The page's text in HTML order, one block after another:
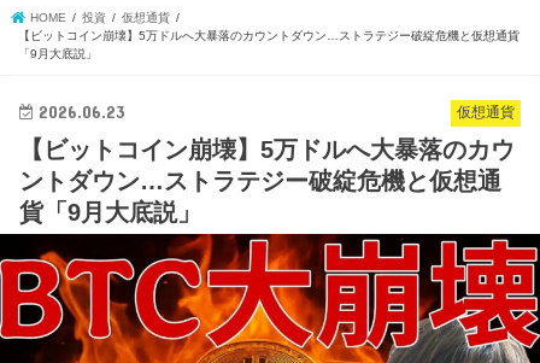
HOME 投資
仮想通貨
​【ビットコイン崩壊】5万ドルへ大暴落のカウントダウン…ストラテジー破綻危機と仮想通貨
「9月大底説」
仮想通貨
2026.06.23
​【ビットコイン崩壊】5万ドルへ大暴落のカウ
ントダウン…ストラテジー破綻危機と仮想通
貨「9月大底説」